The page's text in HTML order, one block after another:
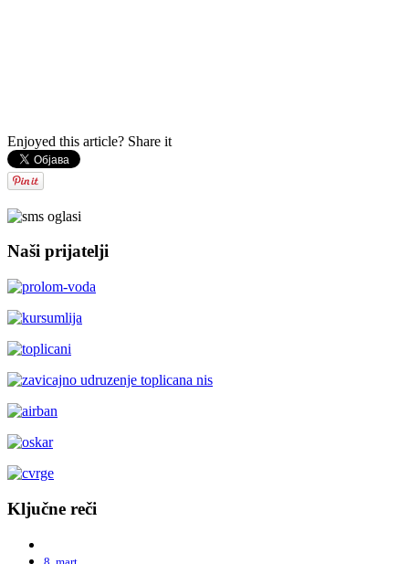
Enjoyed this article? Share it
Naši prijatelji
Ključne reči
8. mart